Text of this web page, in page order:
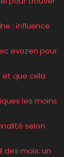
: influence
evozen pour
et que cela
les moins
selon
des mois: un